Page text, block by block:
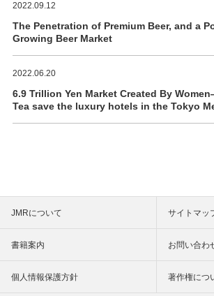
2022.09.12
The Penetration of Premium Beer, and a
Growing Beer Market
2022.06.20
6.9 Trillion Yen Market Created By
Tea save the luxury hotels in the Tokyo
JMRについて サイトマッ
書籍案内 お問い合わ
個人情報保護方針 著作権につ